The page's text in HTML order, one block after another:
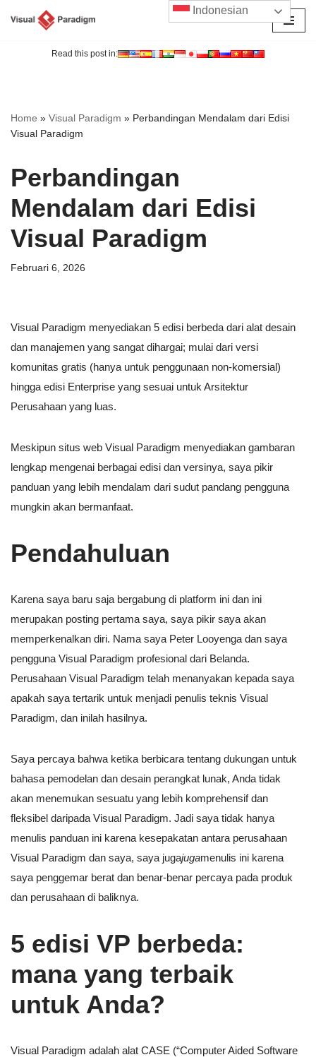
Read this post in:
Home » Visual Paradigm » Perbandingan Mendalam dari Edisi
Visual Paradigm
Perbandingan
Mendalam dari Edisi
Visual Paradigm
Februari 6, 2026
Visual Paradigm menyediakan 5 edisi berbeda dari alat desain
dan manajemen yang sangat dihargai; mulai dari versi
komunitas gratis (hanya untuk penggunaan non-komersial)
hingga edisi Enterprise yang sesuai untuk Arsitektur
Perusahaan yang luas.
Meskipun situs web Visual Paradigm menyediakan gambaran
lengkap mengenai berbagai edisi dan versinya, saya pikir
panduan yang lebih mendalam dari sudut pandang pengguna
mungkin akan bermanfaat.
Pendahuluan
Karena saya baru saja bergabung di platform ini dan ini
merupakan posting pertama saya, saya pikir saya akan
memperkenalkan diri. Nama saya Peter Looyenga dan saya
pengguna Visual Paradigm profesional dari Belanda.
Perusahaan Visual Paradigm telah menanyakan kepada saya
apakah saya tertarik untuk menjadi penulis teknis Visual
Paradigm, dan inilah hasilnya.
Saya percaya bahwa ketika berbicara tentang dukungan untuk
bahasa pemodelan dan desain perangkat lunak, Anda tidak
akan menemukan sesuatu yang lebih komprehensif dan
fleksibel daripada Visual Paradigm. Jadi saya tidak hanya
menulis panduan ini karena kesepakatan antara perusahaan
Visual Paradigm dan saya, saya jugajugamenulis ini karena
saya penggemar berat dan benar-benar percaya pada produk
dan perusahaan di baliknya.
5 edisi VP berbeda:
mana yang terbaik
untuk Anda?
Visual Paradigm adalah alat CASE (“Computer Aided Software
Indonesian